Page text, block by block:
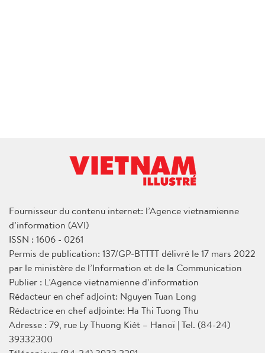
Fournisseur du contenu internet: l’Agence vietnamienne
d’information (AVI)
ISSN : 1606 - 0261
Permis de publication: 137/GP-BTTTT délivré le 17 mars 2022
par le ministère de l’Information et de la Communication
Publier : L’Agence vietnamienne d’information
Rédacteur en chef adjoint: Nguyen Tuan Long
Rédactrice en chef adjointe: Ha Thi Tuong Thu
Adresse : 79, rue Ly Thuong Kiêt – Hanoï | Tel. (84-24)
39332300